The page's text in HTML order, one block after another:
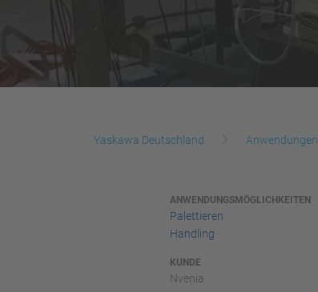
Yaskawa Deutschland Anwendungen
ANWENDUNGSMÖGLICHKEITEN
Palettieren
Handling
KUNDE
Nvenia